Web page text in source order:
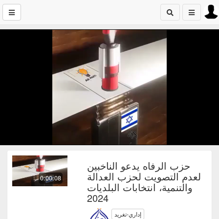
0:00:08
حزب الرفاه يدعو الناخبين
لعدم التصويت لحزب العدالة
والتنمية، انتخابات البلديات
2024
إداري-تغريد